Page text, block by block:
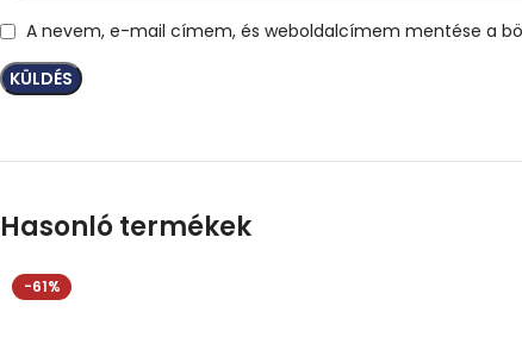
A nevem, e-mail címem, és weboldalcímem mentése a
Hasonló termékek
-61%